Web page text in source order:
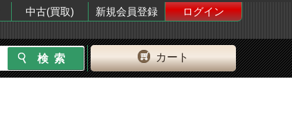
中古(買取) 新規会員登録
ログイン
カート